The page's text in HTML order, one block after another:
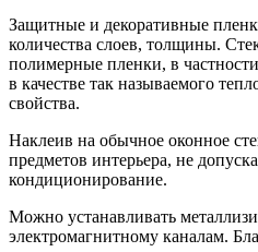
Защитные и декоративные
количества слоев, толщины.
полимерные пленки, в
в качестве так называемого
свойства.
Наклеив на обычное оконное
предметов интерьера, не
кондиционирование.
Можно устанавливать
электромагнитному каналам.